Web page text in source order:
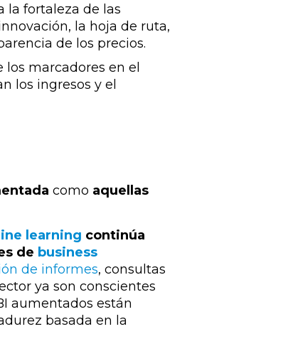
la fortaleza de las
la hoja de ruta,
de los precios.
marcadores en el
los ingresos y el
como aquellas
learning continúa
de business
de informes, consultas
ya son conscientes
aumentados están
basada en la